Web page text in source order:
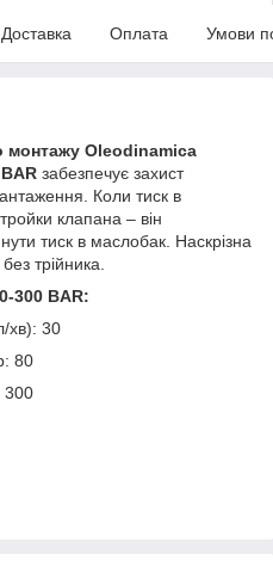
Доставка Оплата Умови
монтажу Oleodinamica
забезпечує захист
Коли тиск в
клапана – він
тиск в маслобак. Наскрізна
трійника.
300 BAR:
хв): 30
80
300